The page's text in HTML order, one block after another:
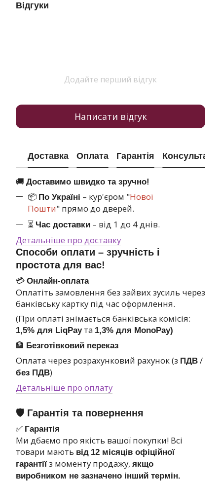
Відгуки
Додайте перший відгук
Написати відгук
Доставка Оплата Гарантія Консультація
🚚 Доставимо швидко та зручно!
📦 По Україні – кур'єром "Нової
Пошти" прямо до дверей.
⏳ Час доставки – від 1 до 4 днів.
Детальніше про доставку
Способи оплати – зручність і
простота для вас!
💳 Онлайн-оплата
Оплатіть замовлення без зайвих зусиль через
банківську картку під час оформлення.
(При оплаті знімається банківська комісія:
1,5% для LiqPayта 1,3% для MonoPay)
🏦 Безготівковий переказ
Оплата через розрахунковий рахунок (з ПДВ /
без ПДВ)
Детальніше про оплату
🛡 Гарантія та повернення
✅ Гарантія
Ми дбаємо про якість вашої покупки! Всі
товари мають від 12 місяців офіційної
гарантії з моменту продажу, якщо
виробником не зазначено інший термін.